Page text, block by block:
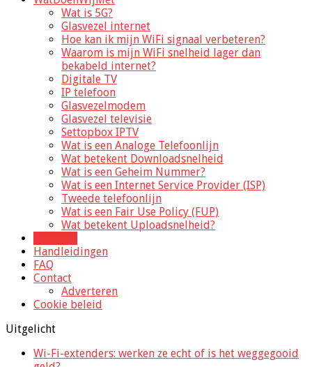
Wat is 5G?
Glasvezel internet
Hoe kan ik mijn WiFi signaal verbeteren?
Waarom is mijn WiFi snelheid lager dan
bekabeld internet?
Digitale TV
IP telefoon
Glasvezelmodem
Glasvezel televisie
Settopbox IPTV
Wat is een Analoge Telefoonlijn
Wat betekent Downloadsnelheid
Wat is een Geheim Nummer?
Wat is een Internet Service Provider (ISP)
Tweede telefoonlijn
Wat is een Fair Use Policy (FUP)
Wat betekent Uploadsnelheid?
Handleidingen
FAQ
Contact
Adverteren
Cookie beleid
Uitgelicht
Wi-Fi-extenders: werken ze echt of is het weggegooid